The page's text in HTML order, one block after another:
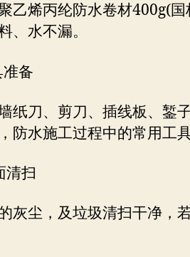
乙烯丙纶防水卷材400g(
、水不漏。
备
纸刀、剪刀、插线板、錾
防水施工过程中的常用工具
清扫
灰尘，及垃圾清扫干净，